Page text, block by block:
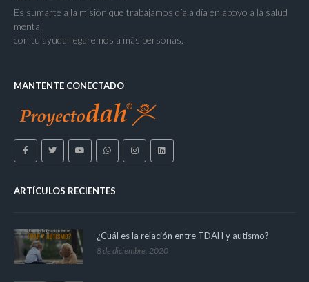
Es sumarte a la misión que trabajamos día a día en apoyo a la salud
mental,
con tu ayuda llegaremos a más personas.
MANTENTE CONECTADO
ARTÍCULOS RECIENTES
¿Cuál es la relación entre TDAH y autismo?
8 de diciembre, 2020